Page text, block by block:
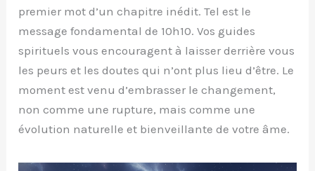
premier mot d’un chapitre inédit. Tel est le
message fondamental de 10h10. Vos guides
spirituels vous encouragent à laisser derrière vous
les peurs et les doutes qui n’ont plus lieu d’être. Le
moment est venu d’embrasser le changement,
non comme une rupture, mais comme une
évolution naturelle et bienveillante de votre âme.